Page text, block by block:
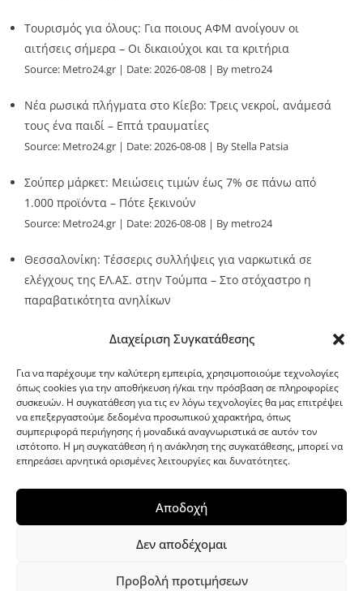
Διαχείριση Συγκατάθεσης
Για να παρέχουμε την καλύτερη εμπειρία, χρησιμοποιούμε τεχνολογίες
όπως cookies για την αποθήκευση ή/και την πρόσβαση σε πληροφορίες
συσκευών. Η συγκατάθεση για τις εν λόγω τεχνολογίες θα μας επιτρέψει
να επεξεργαστούμε δεδομένα προσωπικού χαρακτήρα, όπως
συμπεριφορά περιήγησης ή μοναδικά αναγνωριστικά σε αυτόν τον
ιστότοπο. Η μη συγκατάθεση ή η ανάκληση της συγκατάθεσης, μπορεί να
επηρεάσει αρνητικά ορισμένες λειτουργίες και δυνατότητες.
Αποδοχή
Δεν αποδέχομαι
Προβολή προτιμήσεων
Τουρισμός για όλους: Για ποιους ΑΦΜ ανοίγουν οι
αιτήσεις σήμερα – Οι δικαιούχοι και τα κριτήρια
Source: Metro24.gr Date: 2026-08-08 By metro24
Νέα ρωσικά πλήγματα στο Κίεβο: Τρεις νεκροί, ανάμεσά
τους ένα παιδί – Επτά τραυματίες
Source: Metro24.gr Date: 2026-08-08 By Stella Patsia
Σούπερ μάρκετ: Μειώσεις τιμών έως 7% σε πάνω από
1.000 προϊόντα – Πότε ξεκινούν
Source: Metro24.gr Date: 2026-08-08 By metro24
Θεσσαλονίκη: Τέσσερις συλλήψεις για ναρκωτικά σε
ελέγχους της ΕΛ.ΑΣ. στην Τούμπα – Στο στόχαστρο η
παραβατικότητα ανηλίκων
G-point.gr